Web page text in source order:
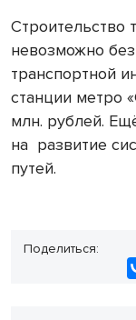
Строительство
невозможно
транспортной
станции метро
млн. рублей.
на развитие
путей.
Поделиться: